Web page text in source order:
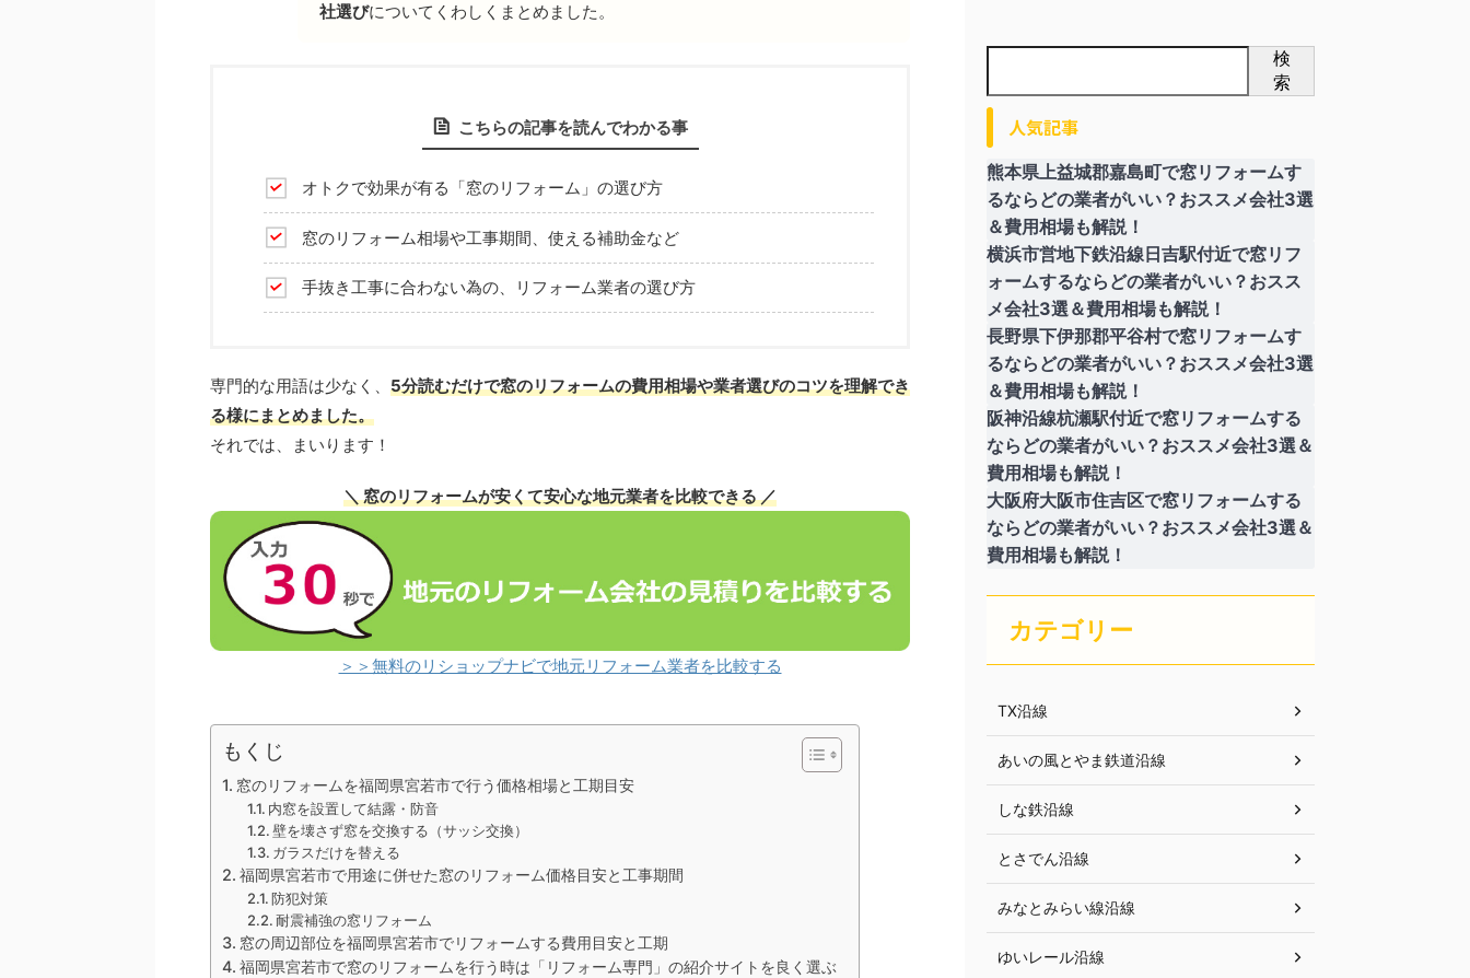
社選びについてくわしくまとめました。
こちらの記事を読んでわかる事
オトクで効果が有る「窓のリフォーム」の選び方
窓のリフォーム相場や工事期間、使える補助金など
手抜き工事に合わない為の、リフォーム業者の選び方
専門的な用語は少なく、 5分読むだけで窓のリフォームの費用相場や業者選びのコツを理解でき
る様にまとめました。
それでは、まいります！
＼ 窓のリフォームが安くて安心な地元業者を比較できる ／
＞＞無料のリショップナビで地元リフォーム業者を比較する
もくじ
窓のリフォームを福岡県宮若市で行う価格相場と工期目安
内窓を設置して結露・防音
壁を壊さず窓を交換する（サッシ交換）
ガラスだけを替える
福岡県宮若市で用途に併せた窓のリフォーム価格目安と工事期間
防犯対策
耐震補強の窓リフォーム
窓の周辺部位を福岡県宮若市でリフォームする費用目安と工期
福岡県宮若市で窓のリフォームを行う時は「リフォーム専門」の紹介サイトを良く選ぶ
検
索
人気記事
熊本県上益城郡嘉島町で窓リフォームす
るならどの業者がいい？おススメ会社3選
＆費用相場も解説！
横浜市営地下鉄沿線日吉駅付近で窓リフ
ォームするならどの業者がいい？おスス
メ会社3選＆費用相場も解説！
長野県下伊那郡平谷村で窓リフォームす
るならどの業者がいい？おススメ会社3選
＆費用相場も解説！
阪神沿線杭瀬駅付近で窓リフォームする
ならどの業者がいい？おススメ会社3選＆
費用相場も解説！
大阪府大阪市住吉区で窓リフォームする
ならどの業者がいい？おススメ会社3選＆
費用相場も解説！
カテゴリー
TX沿線
あいの風とやま鉄道沿線
しな鉄沿線
とさでん沿線
みなとみらい線沿線
ゆいレール沿線